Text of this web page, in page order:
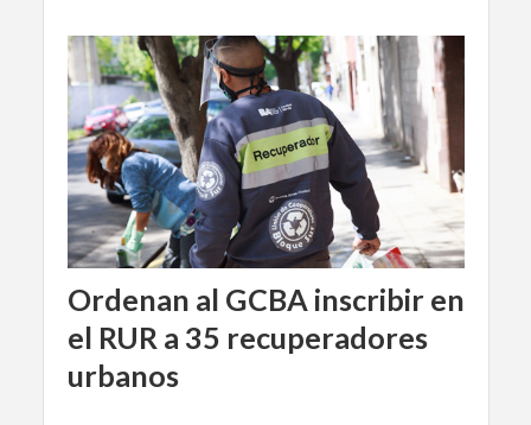
Ordenan al GCBA inscribir en
el RUR a 35 recuperadores
urbanos